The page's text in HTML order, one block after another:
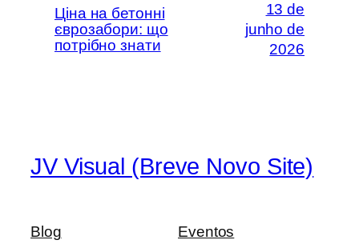
Ціна на бетонні
єврозабори: що
потрібно знати
13 de
junho de
2026
JV Visual (Breve Novo Site)
Blog
Eventos